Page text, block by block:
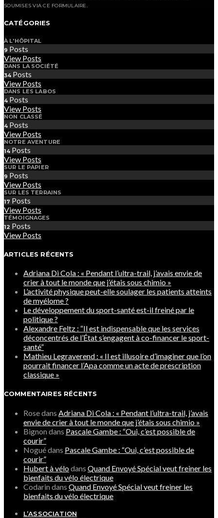
SOUMISES VIA CE FORMULAIRE.
CATÉGORIES
À L'HÔPITAL
9 Posts
View Posts
DANS LA SOCIÉTÉ
34 Posts
View Posts
DANS LES LABOS
4 Posts
View Posts
NON CLASSÉ
4 Posts
View Posts
NOTRE AVENTURE
14 Posts
View Posts
SUR LE PAPIER
9 Posts
View Posts
SUR LES TERRAINS
17 Posts
View Posts
TÉMOIGNAGES
12 Posts
View Posts
ARTICLES RÉCENTS
Adriana Di Cola : « Pendant l’ultra-trail, j’avais envie de
crier à tout le monde que j’étais sous chimio »
L’activité physique peut-elle soulager les patients atteints
de myélome ?
Le développement du sport-santé est-il freiné par le
politique ?
Alexandre Feltz : “Il est indispensable que les services
déconcentrés de l’État s’engagent à co-financer le sport-
santé”
Mathieu Legraverend : « Il est illusoire d’imaginer que l’on
pourrait financer l’Apa comme un acte de prescription
classique »
COMMENTAIRES RÉCENTS
Rosedans Adriana Di Cola : « Pendant l’ultra-trail, j’avais
envie de crier à tout le monde que j’étais sous chimio »
Bignon dans Pascale Gambe : “Oui, c’est possible de
courir”
Noguédans Pascale Gambe : “Oui, c’est possible de
courir”
Hubert à vélodans Quand Envoyé Spécial veut freiner les
bienfaits du vélo électrique
Codarin dans Quand Envoyé Spécial veut freiner les
bienfaits du vélo électrique
L’ASSOCIATION